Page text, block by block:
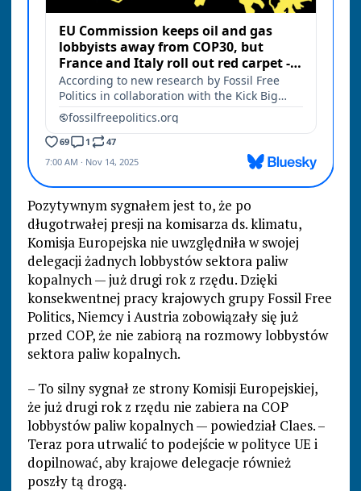
Pozytywnym sygnałem jest to, że po
długotrwałej presji na komisarza ds. klimatu,
Komisja Europejska nie uwzględniła w swojej
delegacji żadnych lobbystów sektora paliw
kopalnych — już drugi rok z rzędu. Dzięki
konsekwentnej pracy krajowych grupy Fossil Free
Politics, Niemcy i Austria zobowiązały się już
przed COP, że nie zabiorą na rozmowy lobbystów
sektora paliw kopalnych.
– To silny sygnał ze strony Komisji Europejskiej,
że już drugi rok z rzędu nie zabiera na COP
lobbystów paliw kopalnych — powiedział Claes. –
Teraz pora utrwalić to podejście w polityce UE i
dopilnować, aby krajowe delegacje również
poszły tą drogą.